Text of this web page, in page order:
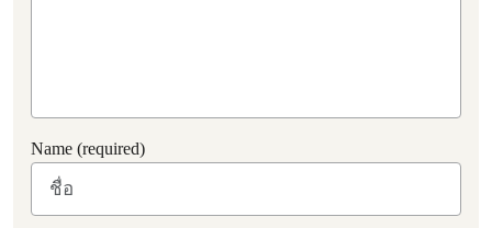
Name (required)